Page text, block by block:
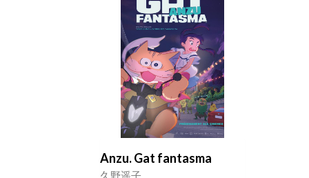
Anzu. Gat fantasma